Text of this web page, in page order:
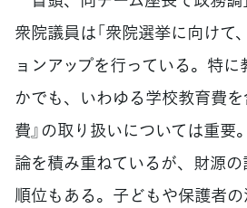
衆院議員は「衆院選挙に向けて
ョンアップを行っている。特
かでも、いわゆる学校教育費を
費』の取り扱いについては重要
論を積み重ねているが、財源
順位もある。子どもや保護者